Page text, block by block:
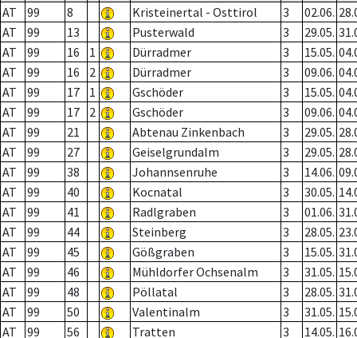
AT 99 8 Kristeinertal - Osttirol 3 02.06.
AT
99 13 Pusterwald 3 29.05.
AT
99 16 1 Dürradmer 3 15.05.
AT
99 16 2 Dürradmer 3 09.06.
AT
99 17 1 Gschöder 3 15.05.
AT
99 17 2 Gschöder 3 09.06.
AT
99 21 Abtenau Zinkenbach 3 29.05.
AT
99 27 Geiselgrundalm 3 29.05.
AT
99 38 Johannsenruhe 3 14.06.
AT
99 40 Kocnatal 3 30.05.
AT
99 41 Radlgraben 3 01.06.
AT
99 44 Steinberg 3 28.05.
AT
99 45 Gößgraben 3 15.05.
AT
99 46 Mühldorfer Ochsenalm 3 31.05.
AT
99 48 Pöllatal 3 28.05.
AT
99 50 Valentinalm 3 31.05.
AT
99 56 Tratten 3 14.05.